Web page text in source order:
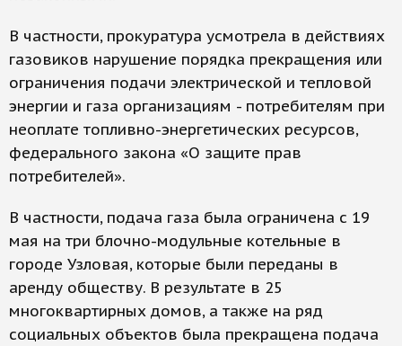
В частности, прокуратура усмотрела в действиях
газовиков нарушение порядка прекращения или
ограничения подачи электрической и тепловой
энергии и газа организациям - потребителям при
неоплате топливно-энергетических ресурсов,
федерального закона «О защите прав
потребителей».
В частности, подача газа была ограничена с 19
мая на три блочно-модульные котельные в
городе Узловая, которые были переданы в
аренду обществу. В результате в 25
многоквартирных домов, а также на ряд
социальных объектов была прекращена подача